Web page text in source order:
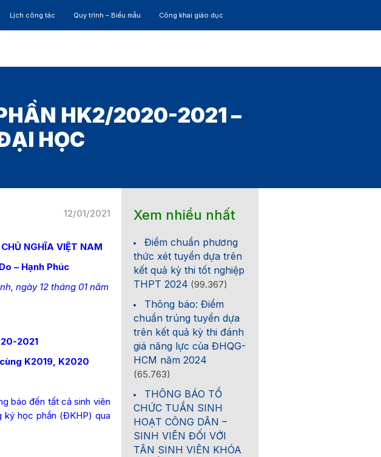
Lịch công tác Quy trình – Biểu mẫu Công khai giáo dục
HK2/2020-2021 –
HỌC
12/01/2021
NGHĨA VIỆT NAM
– Hạnh Phúc
ngày 12 tháng 01 năm
2021
K2019, K2020
đến tất cả sinh viên
ký học phần (ĐKHP) qua
Xem nhiều nhất
Điểm chuẩn phương
thức xét tuyển dựa trên
kết quả kỳ thi tốt nghiệp
THPT 2024 (99.367)
Thông báo: Điểm
chuẩn trúng tuyển dựa
trên kết quả kỳ thi đánh
giá năng lực của ĐHQG-
HCM năm 2024
(65.763)
THÔNG BÁO TỔ
CHỨC TUẦN SINH
HOẠT CÔNG DÂN –
SINH VIÊN ĐỐI VỚI
TÂN SINH VIÊN KHÓA